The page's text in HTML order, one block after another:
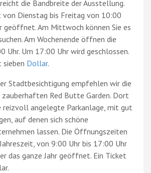
die Bandbreite der Ausstellung.
von Dienstag bis Freitag von 10:00
geöffnet. Am Mittwoch können Sie es
Am Wochenende öffnen die
Uhr. Um 17:00 Uhr wird geschlossen.
Dollar.
Stadtbesichtigung empfehlen wir die
zauberhaften Red Butte Garden. Dort
reizvoll angelegte Parkanlage, mit gut
auf denen sich schöne
lassen. Die Öffnungszeiten
von 9:00 Uhr bis 17:00 Uhr
das ganze Jahr geöffnet. Ein Ticket